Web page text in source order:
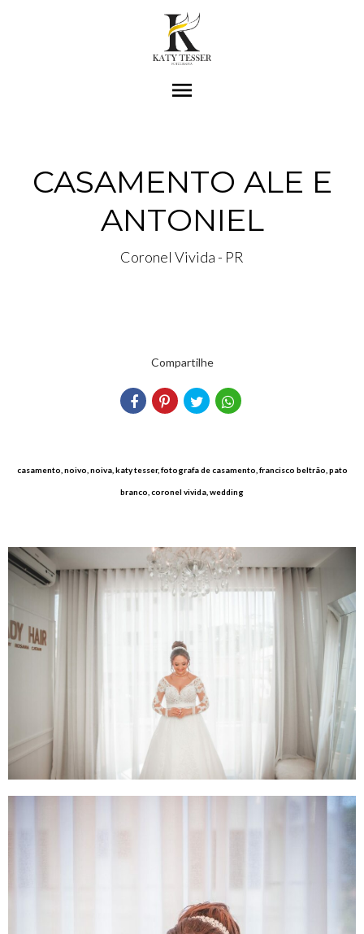
menu
CASAMENTO ALE E
ANTONIEL
Coronel Vivida - PR
Compartilhe
casamento, noivo, noiva, katy tesser, fotografa de casamento, francisco beltrão, pato
branco, coronel vivida, wedding